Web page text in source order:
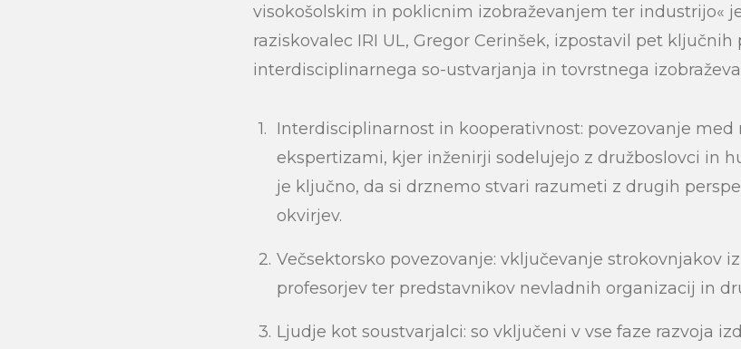
Search
visokošolskim in poklicnim izobraževanjem ter industrijo«
raziskovalec IRI UL, Gregor Cerinšek, izpostavil pet ključnih
interdisciplinarnega so-ustvarjanja in tovrstnega
Interdisciplinarnost in kooperativnost: povezovanje
ekspertizami, kjer inženirji sodelujejo z družboslovci in
je ključno, da si drznemo stvari razumeti z drugih
okvirjev.
Večsektorsko povezovanje: vključevanje strokovnjakov
profesorjev ter predstavnikov nevladnih organizacij in
Ljudje kot soustvarjalci: so vključeni v vse faze razvoja